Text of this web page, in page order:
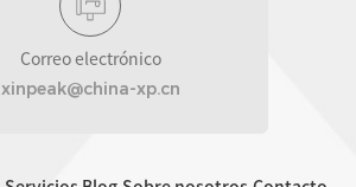
Correo electrónico
xinpeak@china-xp.cn